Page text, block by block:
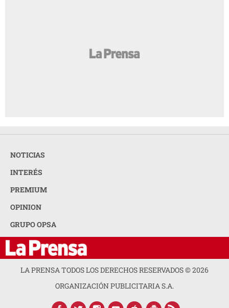
NOTICIAS
INTERÉS
PREMIUM
OPINION
GRUPO OPSA
LA PRENSA TODOS LOS DERECHOS RESERVADOS ©2026
ORGANIZACIÓN PUBLICITARIA S.A.